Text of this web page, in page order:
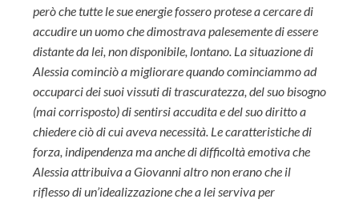
però che tutte le sue energie fossero protese a cercare di
accudire un uomo che dimostrava palesemente di essere
distante da lei, non disponibile, lontano. La situazione di
Alessia cominciò a migliorare quando cominciammo ad
occuparci dei suoi vissuti di trascuratezza, del suo bisogno
(mai corrisposto) di sentirsi accudita e del suo diritto a
chiedere ciò di cui aveva necessità. Le caratteristiche di
forza, indipendenza ma anche di difficoltà emotiva che
Alessia attribuiva a Giovanni altro non erano che il
riflesso di un’idealizzazione che a lei serviva per